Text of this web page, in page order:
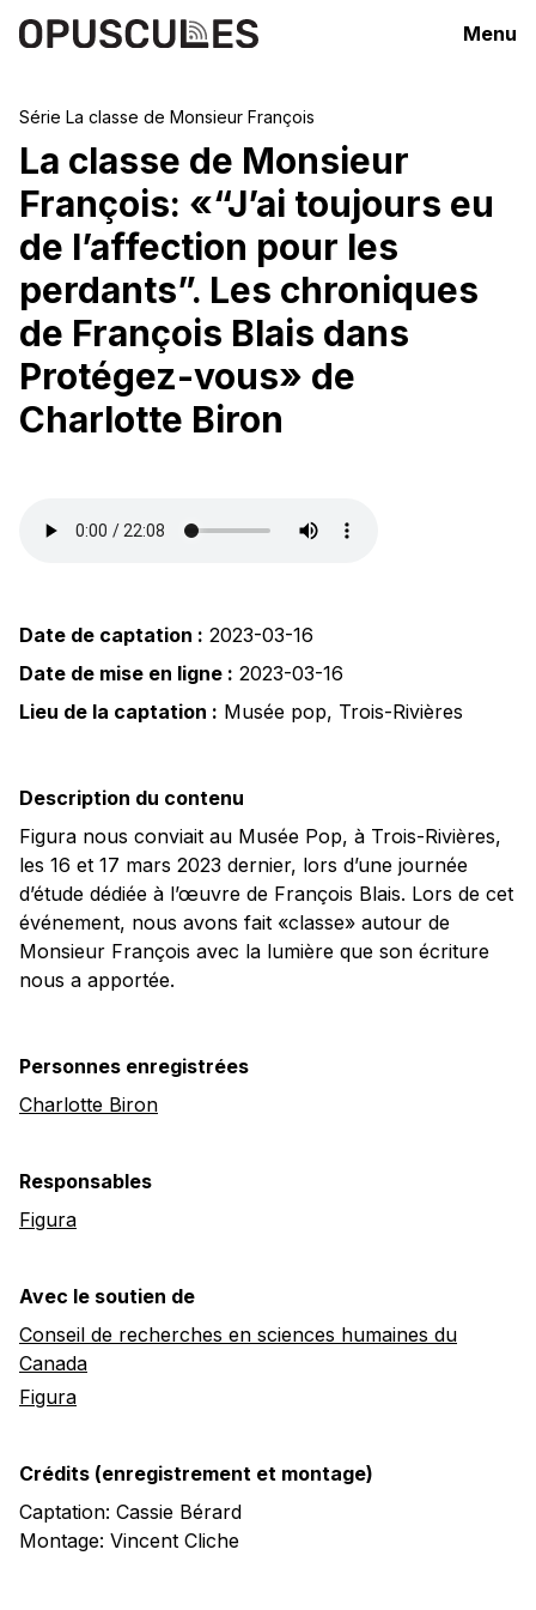
Menu
Série La classe de Monsieur François
La classe de Monsieur
François: «“J’ai toujours eu
de l’affection pour les
perdants”. Les chroniques
de François Blais dans
Protégez-vous» de
Charlotte Biron
Date de captation : 2023-03-16
Date de mise en ligne : 2023-03-16
Lieu de la captation : Musée pop, Trois-Rivières
Description du contenu
Figura nous conviait au Musée Pop, à Trois-Rivières,
les 16 et 17 mars 2023 dernier, lors d’une journée
d’étude dédiée à l’œuvre de François Blais. Lors de cet
événement, nous avons fait «classe» autour de
Monsieur François avec la lumière que son écriture
nous a apportée.
Personnes enregistrées
Charlotte Biron
Responsables
Figura
Avec le soutien de
Conseil de recherches en sciences humaines du
Canada
Figura
Crédits (enregistrement et montage)
Captation: Cassie Bérard
Montage: Vincent Cliche